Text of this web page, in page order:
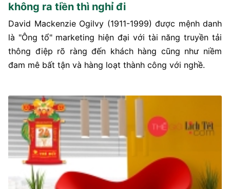
không ra tiền thì nghỉ đi
David Mackenzie Ogilvy (1911-1999) được mệnh danh
là "Ông tổ" marketing hiện đại với tài năng truyền tải
thông điệp rõ ràng đến khách hàng cũng như niềm
đam mê bất tận và hàng loạt thành công với nghề.